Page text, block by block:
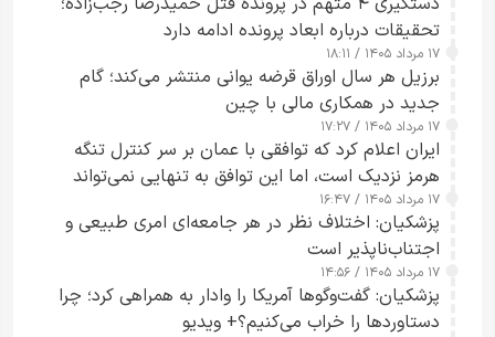
تحقیقات درباره ابعاد پرونده ادامه دارد
۱۷ مرداد ۱۴۰۵ / ۱۸:۱۱
برزیل هر سال اوراق قرضه یوانی منتشر می‌کند؛ گام
جدید در همکاری مالی با چین
۱۷ مرداد ۱۴۰۵ / ۱۷:۲۷
ایران اعلام کرد که توافقی با عمان بر سر کنترل تنگه
هرمز نزدیک است، اما این توافق به تنهایی نمی‌تواند
آبراه را آزاد کند
۱۷ مرداد ۱۴۰۵ / ۱۶:۴۷
پزشکیان: اختلاف نظر در هر جامعه‌ای امری طبیعی و
اجتناب‌ناپذیر است
۱۷ مرداد ۱۴۰۵ / ۱۴:۵۶
پزشکیان: گفت‌وگوها آمریکا را وادار به همراهی کرد؛ چرا
دستاوردها را خراب می‌کنیم؟+ ویدیو